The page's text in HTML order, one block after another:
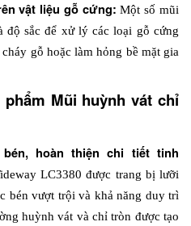
vật liệu gỗ cứng: Một số mũi
độ sắc để xử lý các loại gỗ cứng
gỗ hoặc làm hỏng bề mặt gia
Mũi huỳnh vát chỉ
hoàn thiện chi tiết tinh
LC3380 được trang bị lưỡi
bén vượt trội và khả năng duy trì
huỳnh vát và chỉ tròn được tạo